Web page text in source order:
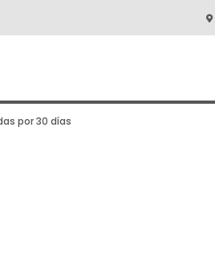
por 30 días